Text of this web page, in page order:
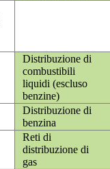
Distribuzione di
combustibili
liquidi (escluso
benzine)
Distribuzione di
benzina
Reti di
distribuzione di
gas